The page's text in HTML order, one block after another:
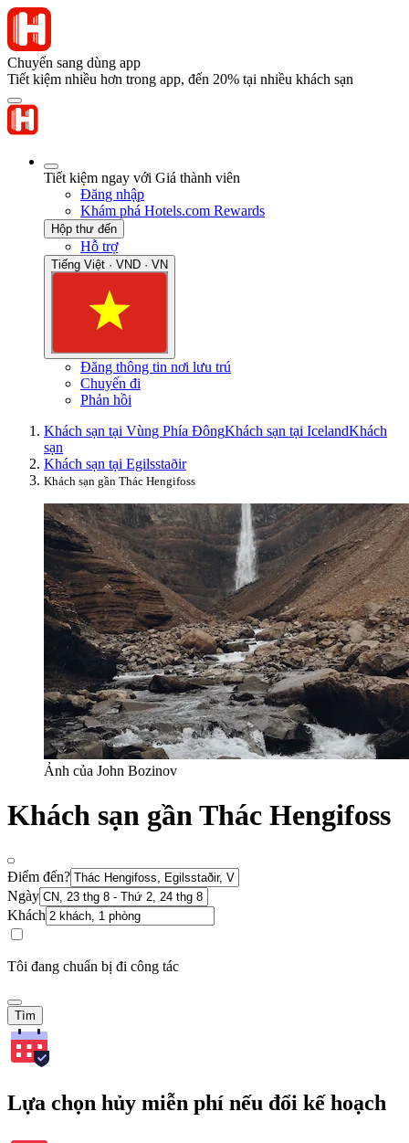
Chuyển sang dùng app
Tiết kiệm nhiều hơn trong app, đến 20% tại nhiều khách sạn
Tiết kiệm ngay với Giá thành viên
Đăng nhập
Khám phá Hotels.com Rewards
Hộp thư đến
Hỗ trợ
Tiếng Việt · VND · VN
Đăng thông tin nơi lưu trú
Chuyến đi
Phản hồi
Khách sạn tại Vùng Phía ĐôngKhách sạn tại IcelandKhách
sạn
Khách sạn tại Egilsstaðir
Khách sạn gần Thác Hengifoss
Ảnh của John Bozinov
Khách sạn gần Thác Hengifoss
Điểm đến?
Ngày
Khách
Tôi đang chuẩn bị đi công tác
Tìm
Lựa chọn hủy miễn phí nếu đổi kế hoạch